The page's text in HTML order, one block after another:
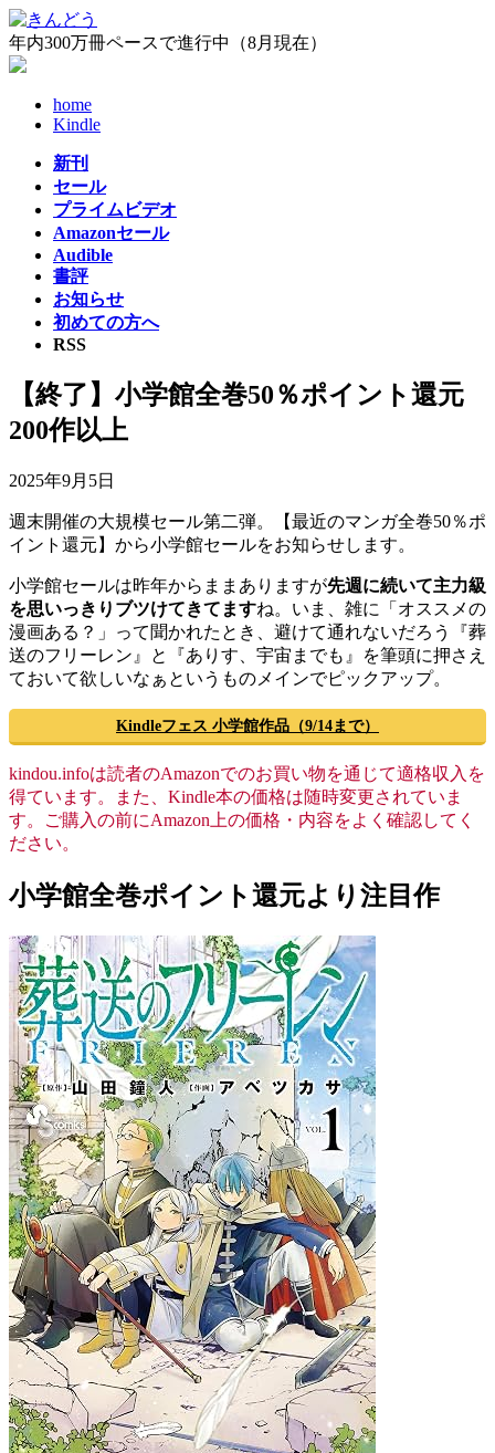
コ
ン
テ
ナ
ビ
ゲ
年内300万冊ペースで進行中（8月現在）
home
Kindle
新刊
セール
プライムビデオ
Amazonセール
Audible
書評
お知らせ
初めての方へ
RSS
【終了】小学館全巻50％ポイント還元
200作以上
2025年9月5日
週末開催の大規模セール第二弾。【最近のマンガ全巻50％ポ
イント還元】から小学館セールをお知らせします。
小学館セールは昨年からままありますが先週に続いて主力級
を思いっきりブツけてきてますね。いま、雑に「オススメの
漫画ある？」って聞かれたとき、避けて通れないだろう『葬
送のフリーレン』と『ありす、宇宙までも』を筆頭に押さえ
ておいて欲しいなぁというものメインでピックアップ。
Kindleフェス 小学館作品（9/14まで）
kindou.infoは読者のAmazonでのお買い物を通じて適格収入を
得ています。また、Kindle本の価格は随時変更されていま
す。ご購入の前にAmazon上の価格・内容をよく確認してく
ださい。
小学館全巻ポイント還元より注目作